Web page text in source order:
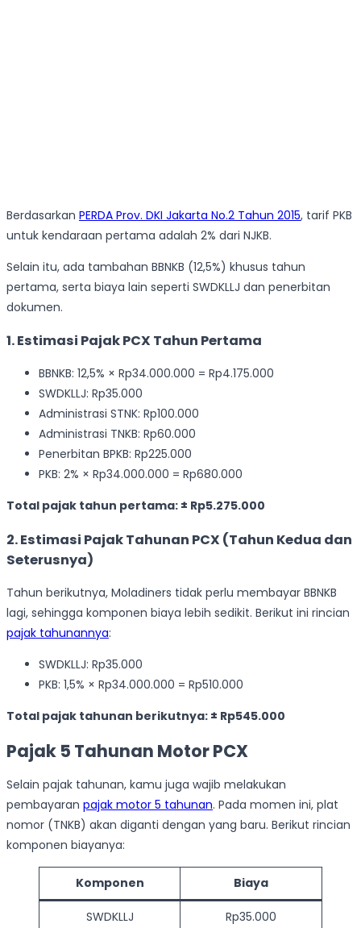
Berdasarkan PERDA Prov. DKI Jakarta No.2 Tahun 2015, tarif PKB
untuk kendaraan pertama adalah 2% dari NJKB.
Selain itu, ada tambahan BBNKB (12,5%) khusus tahun
pertama, serta biaya lain seperti SWDKLLJ dan penerbitan
dokumen.
1. Estimasi Pajak PCX Tahun Pertama
BBNKB: 12,5% × Rp34.000.000 = Rp4.175.000
SWDKLLJ: Rp35.000
Administrasi STNK: Rp100.000
Administrasi TNKB: Rp60.000
Penerbitan BPKB: Rp225.000
PKB: 2% × Rp34.000.000 = Rp680.000
Total pajak tahun pertama: ± Rp5.275.000
2. Estimasi Pajak Tahunan PCX (Tahun Kedua dan
Seterusnya)
Tahun berikutnya, Moladiners tidak perlu membayar BBNKB
lagi, sehingga komponen biaya lebih sedikit. Berikut ini rincian
pajak tahunannya:
SWDKLLJ: Rp35.000
PKB: 1,5% × Rp34.000.000 = Rp510.000
Total pajak tahunan berikutnya: ± Rp545.000
Pajak 5 Tahunan Motor PCX
Selain pajak tahunan, kamu juga wajib melakukan
pembayaran pajak motor 5 tahunan. Pada momen ini, plat
nomor (TNKB) akan diganti dengan yang baru. Berikut rincian
komponen biayanya:
Komponen Biaya
SWDKLLJ
Rp35.000